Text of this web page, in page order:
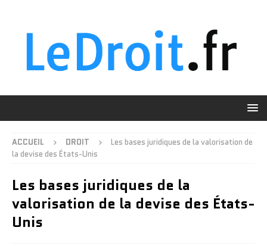
ACCUEIL DROIT
Les bases juridiques de la valorisation de
la devise des États-Unis
Les bases juridiques de la
valorisation de la devise des États-
Unis